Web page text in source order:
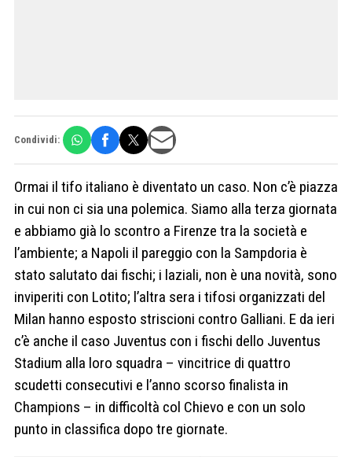
Condividi:
Ormai il tifo italiano è diventato un caso. Non c’è piazza
in cui non ci sia una polemica. Siamo alla terza giornata
e abbiamo già lo scontro a Firenze tra la società e
l’ambiente; a Napoli il pareggio con la Sampdoria è
stato salutato dai fischi; i laziali, non è una novità, sono
inviperiti con Lotito; l’altra sera i tifosi organizzati del
Milan hanno esposto striscioni contro Galliani. E da ieri
c’è anche il caso Juventus con i fischi dello Juventus
Stadium alla loro squadra – vincitrice di quattro
scudetti consecutivi e l’anno scorso finalista in
Champions – in difficoltà col Chievo e con un solo
punto in classifica dopo tre giornate.